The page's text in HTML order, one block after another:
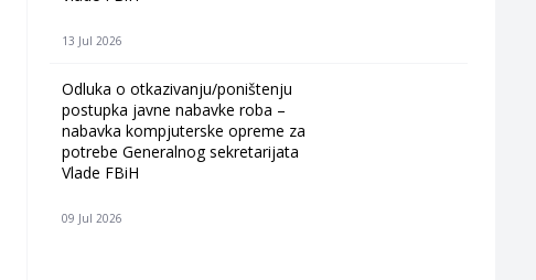
13 Jul 2026
Odluka o otkazivanju/poništenju
postupka javne nabavke roba –
nabavka kompjuterske opreme za
potrebe Generalnog sekretarijata
Vlade FBiH
09 Jul 2026